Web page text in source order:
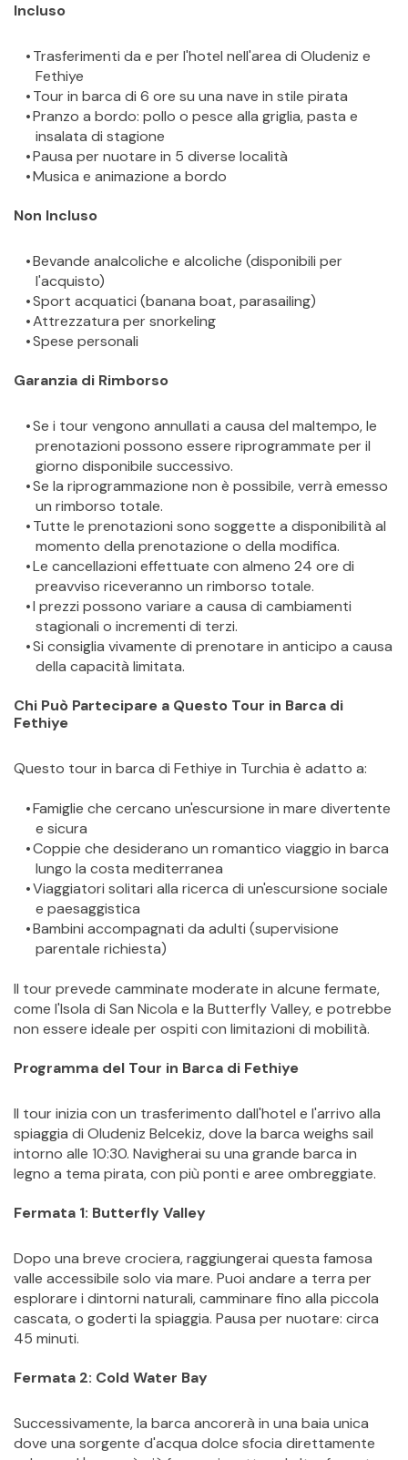
Incluso
Trasferimenti da e per l'hotel nell'area di Oludeniz e
Fethiye
Tour in barca di 6 ore su una nave in stile pirata
Pranzo a bordo: pollo o pesce alla griglia, pasta e
insalata di stagione
Pausa per nuotare in 5 diverse località
Musica e animazione a bordo
Non Incluso
Bevande analcoliche e alcoliche (disponibili per
l'acquisto)
Sport acquatici (banana boat, parasailing)
Attrezzatura per snorkeling
Spese personali
Garanzia di Rimborso
Se i tour vengono annullati a causa del maltempo, le
prenotazioni possono essere riprogrammate per il
giorno disponibile successivo.
Se la riprogrammazione non è possibile, verrà emesso
un rimborso totale.
Tutte le prenotazioni sono soggette a disponibilità al
momento della prenotazione o della modifica.
Le cancellazioni effettuate con almeno 24 ore di
preavviso riceveranno un rimborso totale.
I prezzi possono variare a causa di cambiamenti
stagionali o incrementi di terzi.
Si consiglia vivamente di prenotare in anticipo a causa
della capacità limitata.
Chi Può Partecipare a Questo Tour in Barca di
Fethiye
Questo tour in barca di Fethiye in Turchia è adatto a:
Famiglie che cercano un'escursione in mare divertente
e sicura
Coppie che desiderano un romantico viaggio in barca
lungo la costa mediterranea
Viaggiatori solitari alla ricerca di un'escursione sociale
e paesaggistica
Bambini accompagnati da adulti (supervisione
parentale richiesta)
Il tour prevede camminate moderate in alcune fermate,
come l'Isola di San Nicola e la Butterfly Valley, e potrebbe
non essere ideale per ospiti con limitazioni di mobilità.
Programma del Tour in Barca di Fethiye
Il tour inizia con un trasferimento dall'hotel e l'arrivo alla
spiaggia di Oludeniz Belcekiz, dove la barca weighs sail
intorno alle 10:30. Navigherai su una grande barca in
legno a tema pirata, con più ponti e aree ombreggiate.
Fermata 1: Butterfly Valley
Dopo una breve crociera, raggiungerai questa famosa
valle accessibile solo via mare. Puoi andare a terra per
esplorare i dintorni naturali, camminare fino alla piccola
cascata, o goderti la spiaggia. Pausa per nuotare: circa
45 minuti.
Fermata 2: Cold Water Bay
Successivamente, la barca ancorerà in una baia unica
dove una sorgente d'acqua dolce sfocia direttamente